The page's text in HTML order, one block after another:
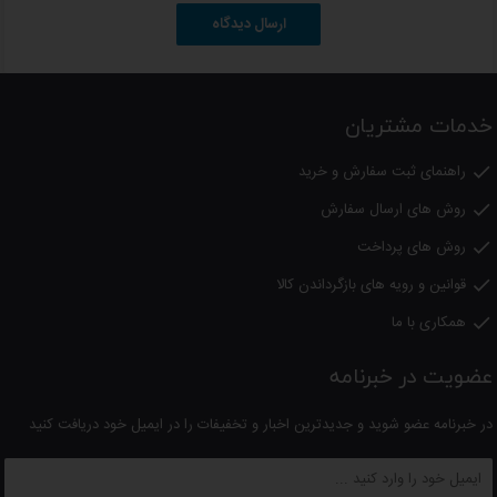
ریموت کنترل
تایمر
سیستم ایمنی قطع خودکار
قابلیت تنظیم ارتفاع تا ۱۴۰ سانتی‌متر
قابلیت نصب
ارسال دیدگاه
خدمات مشتریان
 راهنمای ثبت سفارش و خرید
 روش های ارسال سفارش
 روش های پرداخت
 قوانین و رویه های بازگرداندن کالا
 همکاری با ما
عضویت در خبرنامه
در خبرنامه عضو شوید و جدیدترین اخبار و تخفیفات را در ایمیل خود دریافت کنید